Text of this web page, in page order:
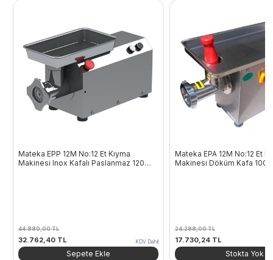
Mateka EPP 12M No:12 Et Kıyma
Makinesi Inox Kafalı Paslanmaz 120
44.880,00TL
Orijinal
fiyat:
32.762,40 TL
andaki
KDV Dahil
Sepete Ekle
Mateka EPA 12M No:12 Et
Makinesi Döküm Kafa 100
24.288,00TL
Orijinal
fiyat:
17.730,24 TL
andaki
Stokta Yok